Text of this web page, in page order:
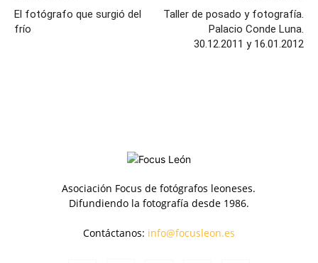
El fotógrafo que surgió del
frío
Taller de posado y fotografía.
Palacio Conde Luna.
30.12.2011 y 16.01.2012
Asociación Focus de fotógrafos leoneses.
Difundiendo la fotografía desde 1986.
Contáctanos: info@focusleon.es